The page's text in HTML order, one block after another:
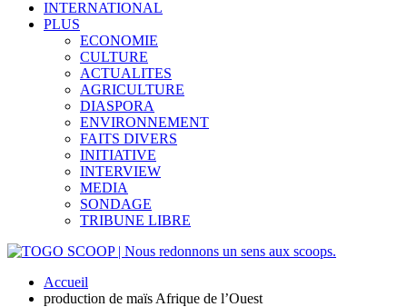
INTERNATIONAL
PLUS
ECONOMIE
CULTURE
ACTUALITES
AGRICULTURE
DIASPORA
ENVIRONNEMENT
FAITS DIVERS
INITIATIVE
INTERVIEW
MEDIA
SONDAGE
TRIBUNE LIBRE
Accueil
production de maïs Afrique de l’Ouest